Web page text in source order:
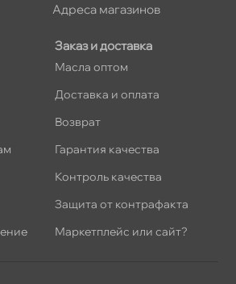
Заказ и доставка
Масла оптом
Доставка и оплата
озврат
Гарантия качества
Контроль качества
Защита от контрафакта
Маркетплейс или сайт?
Адреса магазино